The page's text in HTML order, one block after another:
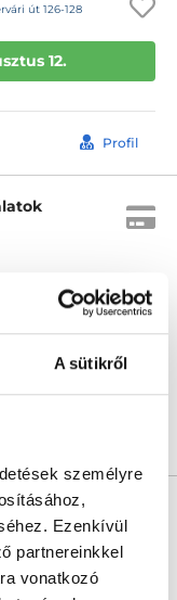
A sütikről
személyre
Ezenkívül
partnereinkkel
vonatkozó
út 126-128
12.
Profil
55-61. Hillside
18.
rendelkező
Ezen orvosok által
teljes
az egészségügyi
pedig a